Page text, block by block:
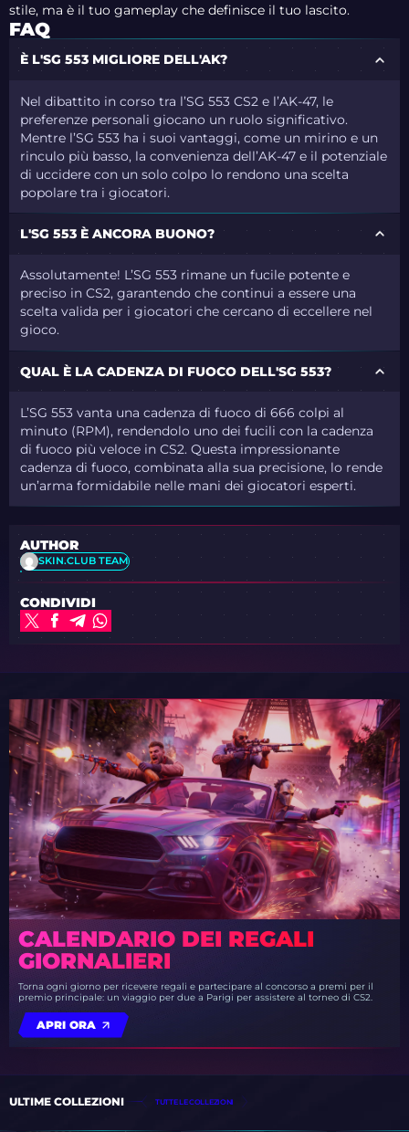
stile, ma è il tuo gameplay che definisce il tuo lascito.
FAQ
È L'SG 553 MIGLIORE DELL'AK?
Nel dibattito in corso tra l’SG 553 CS2 e l’AK-47, le
preferenze personali giocano un ruolo significativo.
Mentre l’SG 553 ha i suoi vantaggi, come un mirino e un
rinculo più basso, la convenienza dell’AK-47 e il potenziale
di uccidere con un solo colpo lo rendono una scelta
popolare tra i giocatori.
L'SG 553 È ANCORA BUONO?
Assolutamente! L’SG 553 rimane un fucile potente e
preciso in CS2, garantendo che continui a essere una
scelta valida per i giocatori che cercano di eccellere nel
gioco.
QUAL È LA CADENZA DI FUOCO DELL'SG 553?
L’SG 553 vanta una cadenza di fuoco di 666 colpi al
minuto (RPM), rendendolo uno dei fucili con la cadenza
di fuoco più veloce in CS2. Questa impressionante
cadenza di fuoco, combinata alla sua precisione, lo rende
un’arma formidabile nelle mani dei giocatori esperti.
AUTHOR
SKIN.CLUB TEAM
CONDIVIDI
CALENDARIO DEI REGALI
GIORNALIERI
Torna ogni giorno per ricevere regali e partecipare al concorso a premi per il
premio principale: un viaggio per due a Parigi per assistere al torneo di CS2.
APRI ORA
ULTIME COLLEZIONI TUTTE LE COLLEZIONI